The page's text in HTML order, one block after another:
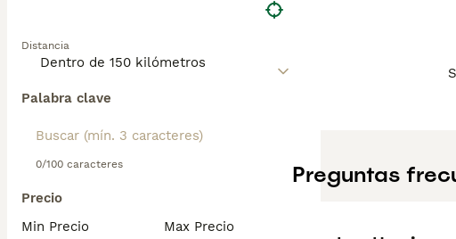
Distancia
Palabra clave
0/100 caracteres
Precio
Min Precio
Max Precio
Preguntas